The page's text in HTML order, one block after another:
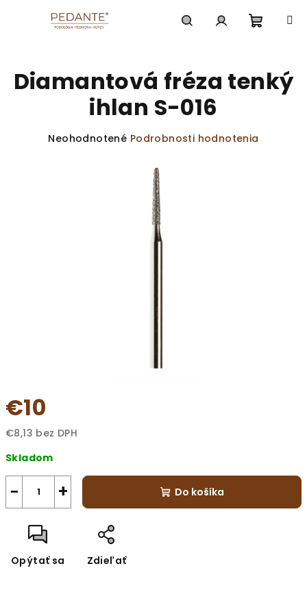
košík
€10
€8,13 bez DPH
cena:
Skladom
+
− Do košíka
Opýtať sa Zdieľať
Diamantová fréza tenký
ihlan S-016
Priemerné
Neohodnotené Podrobnosti hodnotenia